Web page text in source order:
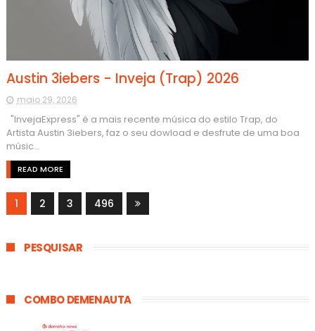
Austin 3iebers - Inveja (Trap) 2026
maio 29, 2026
"InvejaExpress" é a mais recente música do estilo Trap, do
Artista Austin 3iebers, faz o seu dowload e desfrute de uma boa
músic...
READ MORE
1 2 3 496
PESQUISAR
COMBO DEMENAUTA